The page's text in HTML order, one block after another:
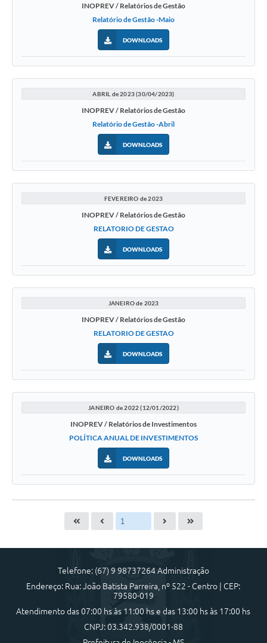
INOPREV / Relatórios de Gestão
Relatório de Gestão -Maio
DOWNLOADS
ABRIL de 2023 (30/04/2023)
INOPREV / Relatórios de Gestão
Relatório de Gestão -Abril
DOWNLOADS
FEVEREIRO de 2023
INOPREV / Relatórios de Gestão
RELATORIO DE GESTAO
DOWNLOADS
JANEIRO de 2023
INOPREV / Relatórios de Gestão
RELATORIO DE GESTAO
DOWNLOADS
JANEIRO de 2022 (12/01/2022)
INOPREV / Relatórios de Investimentos
POLÍTICA ANUAL DE INVESTIMENTOS
DOWNLOADS
Telefone: (67) 9 98737264 Administração
Endereço: Rua: João Batista Parreira, nº 522 - Centro | CEP:
79580-019
Atendimento das 07:00 hs às 11:00 hs e das 13:00 hs às 17:00 hs
CNPJ: 03.342.938/0001-88